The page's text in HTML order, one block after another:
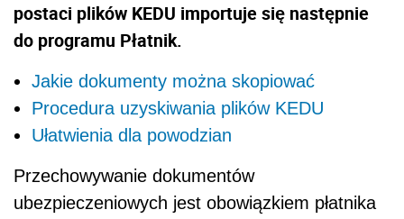
postaci plików KEDU importuje się następnie
do programu Płatnik.
Jakie dokumenty można skopiować
Procedura uzyskiwania plików KEDU
Ułatwienia dla powodzian
Przechowywanie dokumentów
ubezpieczeniowych jest obowiązkiem płatnika